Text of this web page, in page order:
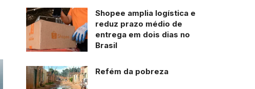
Shopee amplia logística e
reduz prazo médio de
entrega em dois dias no
Brasil
Refém da pobreza